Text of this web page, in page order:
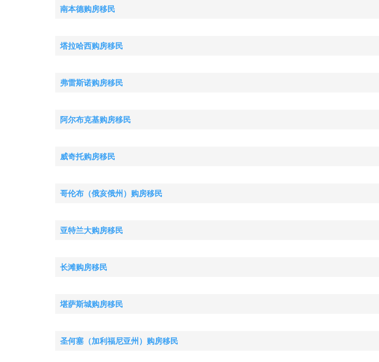
南本德购房移民
塔拉哈西购房移民
弗雷斯诺购房移民
阿尔布克基购房移民
威奇托购房移民
哥伦布（俄亥俄州）购房移民
亚特兰大购房移民
长滩购房移民
堪萨斯城购房移民
圣何塞（加利福尼亚州）购房移民